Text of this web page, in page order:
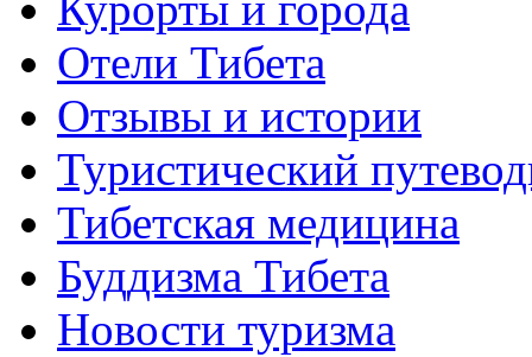
Отели Тибета
Отзывы и истории
Туристический
Тибетская медицина
Буддизма Тибета
Новости туризма